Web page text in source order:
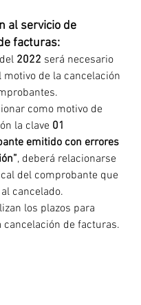
facturas:
del
2022 será necesario
motivo de la cancelación
la clave 01
emitido con errores
, deberá relacionarse
del comprobante que
cancelado.
cancelación de facturas.